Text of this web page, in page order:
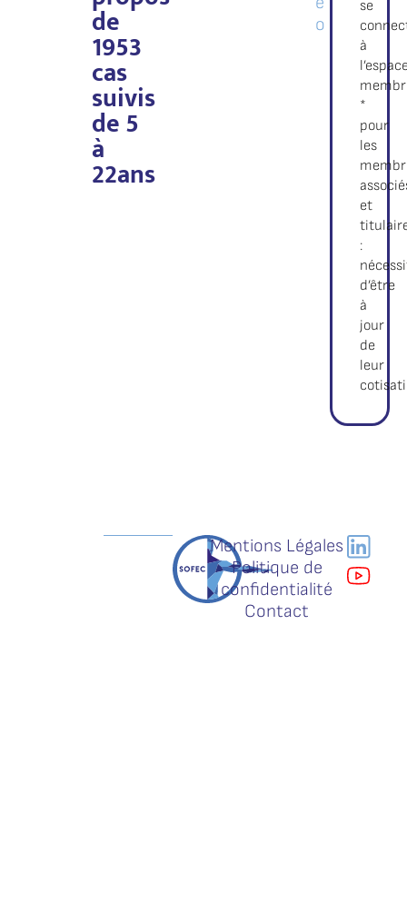
de
1953
cas
suivis
de 5
à
22ans
o
se
à
*
pour
les
et
:
d’être
à
jour
de
leur
Mentions Légales
Politique de
confidentialité
Contact